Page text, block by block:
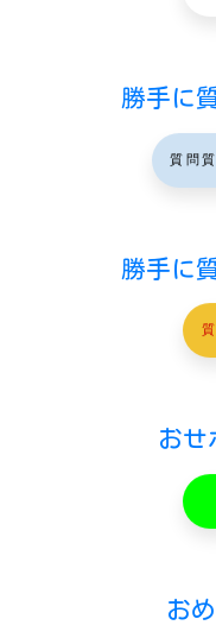
勝手に
質問
勝手に
おせ
お